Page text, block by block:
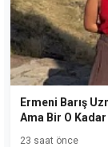
Ermeni Barış
Ama Bir O
23 saat önce